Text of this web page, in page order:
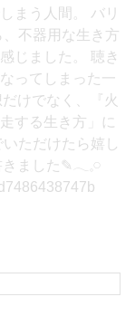
まう人間。 バリ
不器用な生き方
じました。 聴き
ってしまった一
けでなく、『火
する生き方」に
ただけたら嬉し
ました✎‎𓂃𓈒𓏸